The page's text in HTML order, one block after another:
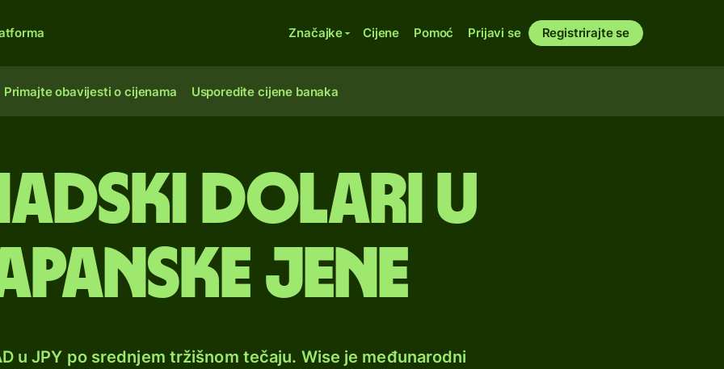
Značajke Cijene Pomoć Prijavi se Registrirajte se
Primajte obavijesti o cijenama Usporedite cijene banaka
dolari u
jene
u JPY po srednjem tržišnom tečaju. Wise je međunarodni